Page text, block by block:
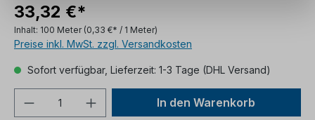
33,32 €*
Inhalt: 100 Meter (0,33 €* / 1 Meter)
Preise inkl. MwSt. zzgl. Versandkosten
Sofort verfügbar, Lieferzeit: 1-3 Tage (DHL Versand)
In den Warenkorb